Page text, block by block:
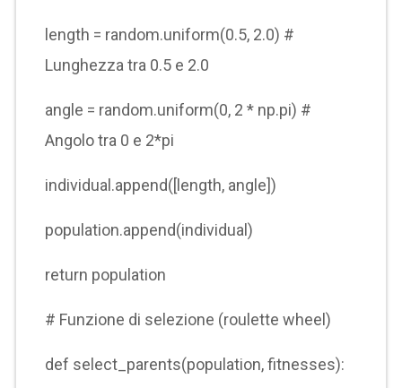
length = random.uniform(0.5, 2.0) #
Lunghezza tra 0.5 e 2.0
angle = random.uniform(0, 2 * np.pi) #
Angolo tra 0 e 2*pi
individual.append([length, angle])
population.append(individual)
return population
# Funzione di selezione (roulette wheel)
def select_parents(population, fitnesses):